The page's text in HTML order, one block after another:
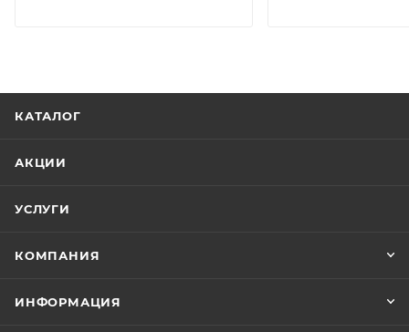
КАТАЛОГ
АКЦИИ
УСЛУГИ
КОМПАНИЯ
ИНФОРМАЦИЯ